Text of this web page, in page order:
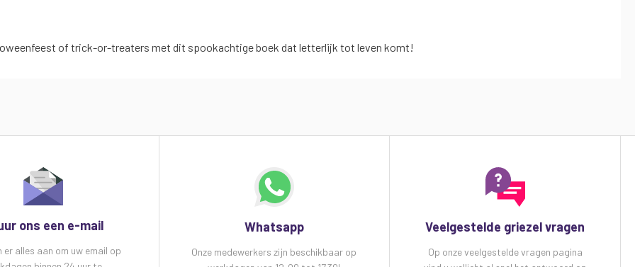
of trick-or-treaters met dit spookachtige boek dat letterlijk tot leven komt!
ons een e-mail
er alles aan om uw email op
Whatsapp
Onze medewerkers zijn beschikbaar op
Veelgestelde griezel vragen
Op onze veelgestelde vragen pagina